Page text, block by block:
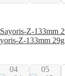
Z-133mm 29g
04 05